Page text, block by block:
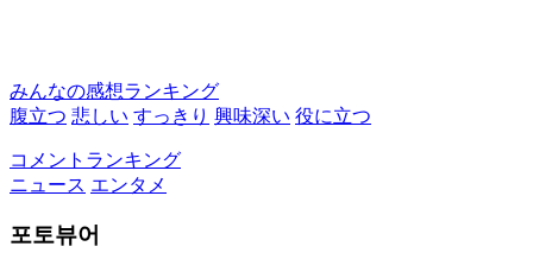
みんなの感想ランキング
腹立つ 悲しい すっきり 興味深い 役に立つ
コメントランキング
ニュース エンタメ
포토뷰어